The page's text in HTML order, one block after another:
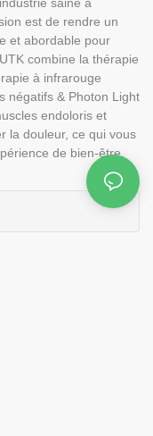
est de rendre un
et abordable pour
combine la thérapie
à infrarouge
négatifs & Photon Light
endoloris et
la douleur, ce qui vous
de bien-être.